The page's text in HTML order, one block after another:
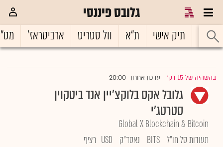
גלובס פיננסי
ראשי תיק אישי ת"א וול סטריט ארביטראז'
בהשהיה של 15 דק' |עדכון אחרון 20:00
גלובל אקס בלוקצ'יין אנד ביטקוין
סטרטג'י
Global X Blockchain & Bitcoin
תעודות סל חו"ל BITS נאסד"ק USD רציף